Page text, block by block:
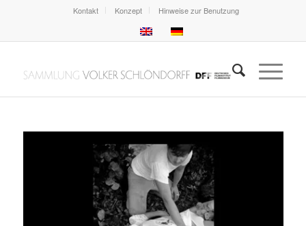
Kontakt Konzept Hinweise zur Benutzung